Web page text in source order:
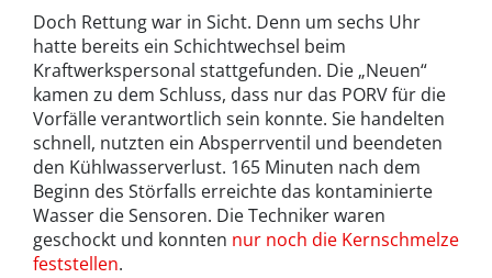
Doch Rettung war in Sicht. Denn um sechs Uhr
hatte bereits ein Schichtwechsel beim
Kraftwerkspersonal stattgefunden. Die „Neuen“
kamen zu dem Schluss, dass nur das PORV für die
Vorfälle verantwortlich sein konnte. Sie handelten
schnell, nutzten ein Absperrventil und beendeten
den Kühlwasserverlust. 165 Minuten nach dem
Beginn des Störfalls erreichte das kontaminierte
Wasser die Sensoren. Die Techniker waren
geschockt und konnten nur noch die Kernschmelze
feststellen.